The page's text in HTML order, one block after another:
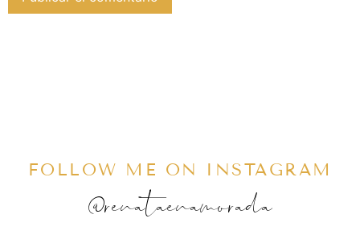
FOLLOW ME ON INSTAGRAM
@renataenamorada